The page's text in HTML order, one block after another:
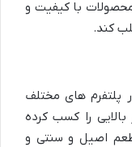
با کیفیت و
کند.
پلتفرم های مختلف
بالایی را کسب کرده
اصیل و سنتی و